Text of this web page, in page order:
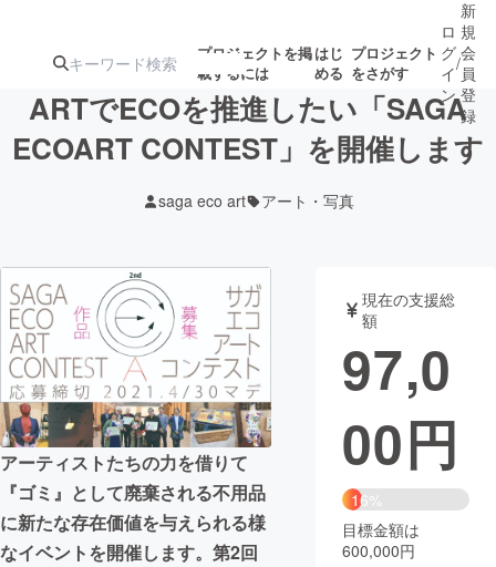
プロジェクトを掲
載するには
はじ
める
プロジェクト
をさがす
ジェクト
募集終了が近いプ
ロジェクト
アート・写真 音楽
テクノロジー・ガジェット ゲーム・
映像・映画 書籍・雑誌
ビジネス・起業 チャレンジ
まちづくり・地域活性化
ロ
グ
イ
ン
/
新
規
会
員
登
録
ARTでECOを推進したい「SAGA
ECOART CONTEST」を開催します
saga eco art アート・写真
アーティストたちの力を借りて
『ゴミ』として廃棄される不用品
に新たな存在価値を与えられる様
なイベントを開催します。第2回
現在の支援総
額
97,0
00円
16%
目標金額は
600,000円